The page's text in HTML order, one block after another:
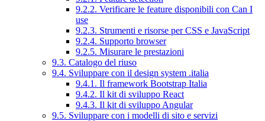
9.2.2. Verificare le feature disponibili con Can I
use
9.2.3. Strumenti e risorse per CSS e JavaScript
9.2.4. Supporto browser
9.2.5. Misurare le prestazioni
9.3. Catalogo del riuso
9.4. Sviluppare con il design system .italia
9.4.1. Il framework Bootstrap Italia
9.4.2. Il kit di sviluppo React
9.4.3. Il kit di sviluppo Angular
9.5. Sviluppare con i modelli di sito e servizi